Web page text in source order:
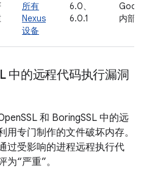
所有
Nexus
设备
6.0、
6.0.1
内部
中的远程代码执行漏洞
和 BoringSSL 中的远
专门制作的文件破坏内存。
过受影响的进程远程执行代
“严重”。